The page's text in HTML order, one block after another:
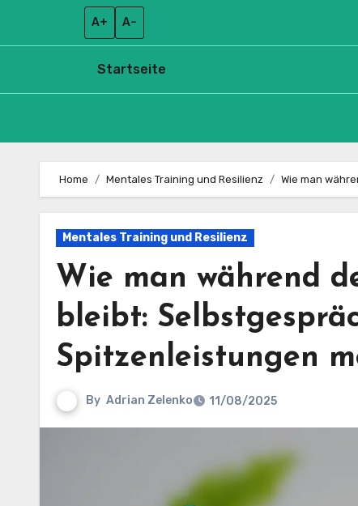
A+ A–
Startseite
content
Home Mentales Training und Resilienz Wie man
Mentales Training und Resilienz
Wie man während
bleibt:
Spitzenleistungen
By Adrian Zelenko 11/08/2025